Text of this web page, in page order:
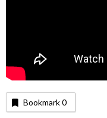
Bookmark0